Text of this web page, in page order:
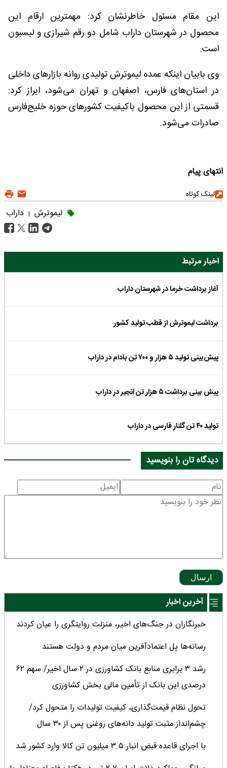
این مقام مسئول خاطرنشان کرد: مهمترین ارقام این
محصول در شهرستان داراب شامل دو رقم شیرازی و لیسبون
است.
وی بابیان اینکه عمده لیموترش تولیدی روانه بازارهای داخلی
در استان‌های فارس، اصفهان و تهران می‌شود، ابراز کرد:
قسمتی از این محصول باکیفیت کشورهای حوزه خلیج‌فارس
صادرات می‌شود.
انتهای پیام
لینک کوتاه
لیموترش | داراب
اخبار مرتبط
آغاز برداشت خرما در شهرستان داراب
برداشت لیموترش از قطب تولید کشور
پیش‌بینی تولید ۵ هزار و ۷۰۰ تن بادام در داراب
پیش بینی برداشت ۵ هزار تن انجیر در داراب
تولید ۴۰ تن گلنار فارسی در داراب
دیدگاه تان را بنویسید
ارسال
آخرین اخبار
خبرنگاران در جنگ‌های اخیر، منزلت روایتگری را عیان کردند
رسانه‌ها پل اعتمادآفرین میان مردم و دولت هستند
رشد ۳ برابری منابع بانک کشاورزی در ۲ سال اخیر/ سهم ۶۲
درصدی این بانک از تأمین مالی بخش کشاورزی
تحول نظام قیمت‌گذاری، کیفیت تولیدات را متحول کرد/
چشم‌انداز مثبت تولید دانه‌های روغنی پس از ۳۰ سال
با اجرای قاعده قبض انبار ۳.۵ میلیون تن کالا وارد کشور شد